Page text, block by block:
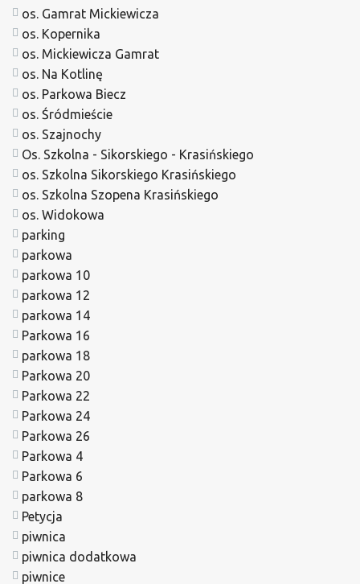
os. Gamrat Mickiewicza
os. Kopernika
os. Mickiewicza Gamrat
os. Na Kotlinę
os. Parkowa Biecz
os. Śródmieście
os. Szajnochy
Os. Szkolna - Sikorskiego - Krasińskiego
os. Szkolna Sikorskiego Krasińskiego
os. Szkolna Szopena Krasińskiego
os. Widokowa
parking
parkowa
parkowa 10
parkowa 12
parkowa 14
Parkowa 16
parkowa 18
Parkowa 20
Parkowa 22
Parkowa 24
Parkowa 26
Parkowa 4
Parkowa 6
parkowa 8
Petycja
piwnica
piwnica dodatkowa
piwnice